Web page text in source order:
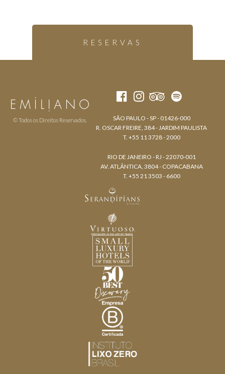
RESERVAS
© Todos os Direitos Reservados.
SÃO PAULO - SP - 01426-000
R. OSCAR FREIRE, 384 - JARDIM PAULISTA
T. +55 11 3728 - 2000
RIO DE JANEIRO - RJ - 22070-001
AV. ATLÂNTICA, 3804 - COPACABANA
T. +55 21 3503 - 6600